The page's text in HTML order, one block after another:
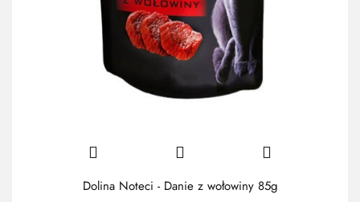
Dolina Noteci - Danie z wołowiny 85g